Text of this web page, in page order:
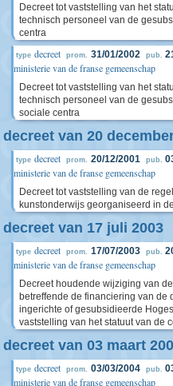
Decreet tot vaststelling van het
technisch personeel van de
centra
type decreet prom. 31/01/2002 pub.
ministerie van de franse gemeenschap
Decreet tot vaststelling van het
technisch personeel van de
sociale centra
decreet van 20
type decreet prom. 20/12/2001 pub.
ministerie van de franse gemeenschap
Decreet tot vaststelling van de
kunstonderwijs georganiseerd in
decreet van 17 juli 2003
type decreet prom. 17/07/2003 pub.
ministerie van de franse gemeenschap
Decreet houdende wijziging van
betreffende de financiering van de
ingerichte of gesubsidieerde
vaststelling van het statuut van de
decreet van 03 maart
type decreet prom. 03/03/2004 pub.
ministerie van de franse gemeenschap